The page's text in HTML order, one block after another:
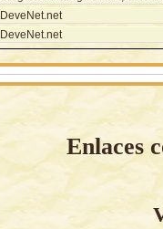
DeveNet.net
DeveNet.net
Enlaces